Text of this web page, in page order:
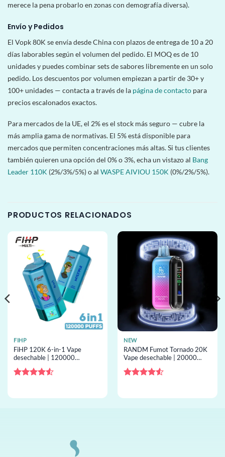
merece la pena probarlo en zonas con demografía diversa).
Envío y Pedidos
El Vopk 80K se envía desde China con plazos de entrega de 10 a 20
días laborables según el volumen del pedido. El MOQ es de 10
unidades y puedes combinar sets de sabores libremente en un solo
pedido. Los descuentos por volumen empiezan a partir de 30+ y
100+ unidades — contacta a través de la página de contacto para
precios escalonados exactos.
Para mercados de la UE, el 2% es el stock más seguro — cubre la
más amplia gama de normativas. El 5% está disponible para
mercados que permiten concentraciones más altas. Si tus clientes
también quieren una opción del 0% o 3%, echa un vistazo al Bang
Leader 110K (2%/3%/5%) o al WASPE AIVIOU 150K (0%/2%/5%).
PRODUCTOS RELACIONADOS
FIHP
FiHP 120K 6-in-1 Vape
desechable | 120000
bobina mesh, desechable al
de 5
NEW
RANDM Fumot Tornado 20K
Vape desechable | 20000
bobina mesh, desechable al
de 5